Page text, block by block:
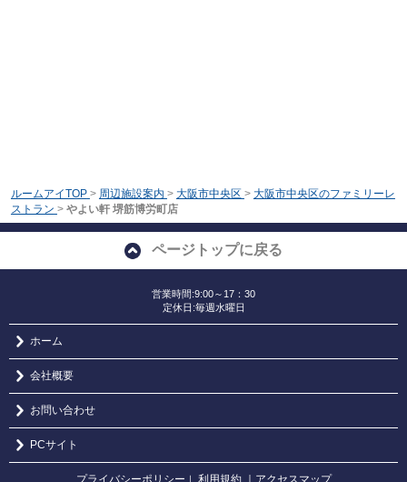
ルームアイTOP > 周辺施設案内 > 大阪市中央区 > 大阪市中央区のファミリーレ
ストラン > やよい軒 堺筋博労町店
ページトップに戻る
営業時間:9:00～17：30
定休日:毎週水曜日
ホーム
会社概要
お問い合わせ
PCサイト
プライバシーポリシー ｜ 利用規約 ｜アクセスマップ